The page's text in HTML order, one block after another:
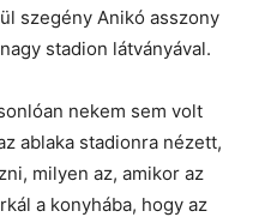
szegény Anikó asszony
stadion látványával.
nekem sem volt
ablaka stadionra nézett,
milyen az, amikor az
a konyhába, hogy az